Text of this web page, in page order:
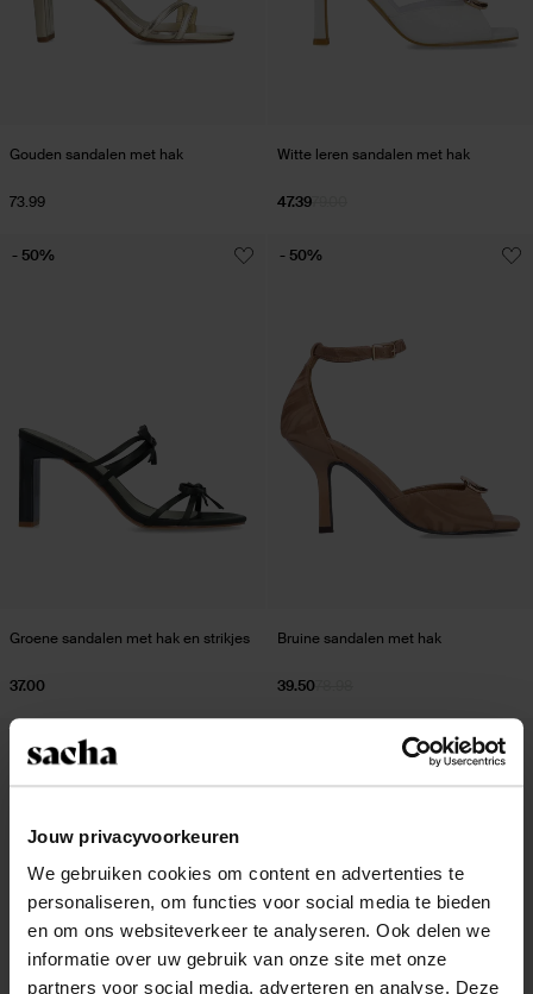
Jouw privacyvoorkeuren
We gebruiken cookies om content en advertenties te
personaliseren, om functies voor social media te bieden
en om ons websiteverkeer te analyseren. Ook delen we
informatie over uw gebruik van onze site met onze
partners voor social media, adverteren en analyse. Deze
Gouden sandalen met hak
73.99
Witte leren sandalen met hak
47.39
Groene sandalen met hak en strikjes
37.00
- 50%
Bruine sandalen met hak
39.50
- 50%